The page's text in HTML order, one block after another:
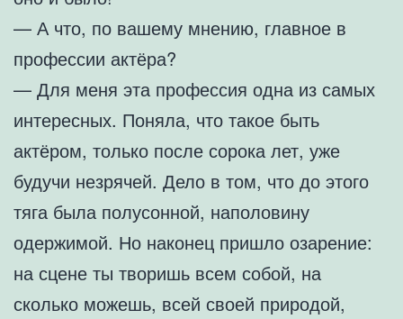
— А что, по вашему мнению, главное в
профессии актёра?
— Для меня эта профессия одна из самых
интересных. Поняла, что такое быть
актёром, только после сорока лет, уже
будучи незрячей. Дело в том, что до этого
тяга была полусонной, наполовину
одержимой. Но наконец пришло озарение:
на сцене ты творишь всем собой, на
сколько можешь, всей своей природой,